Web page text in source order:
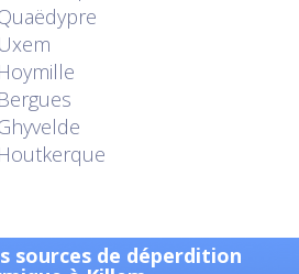
sources de déperdition